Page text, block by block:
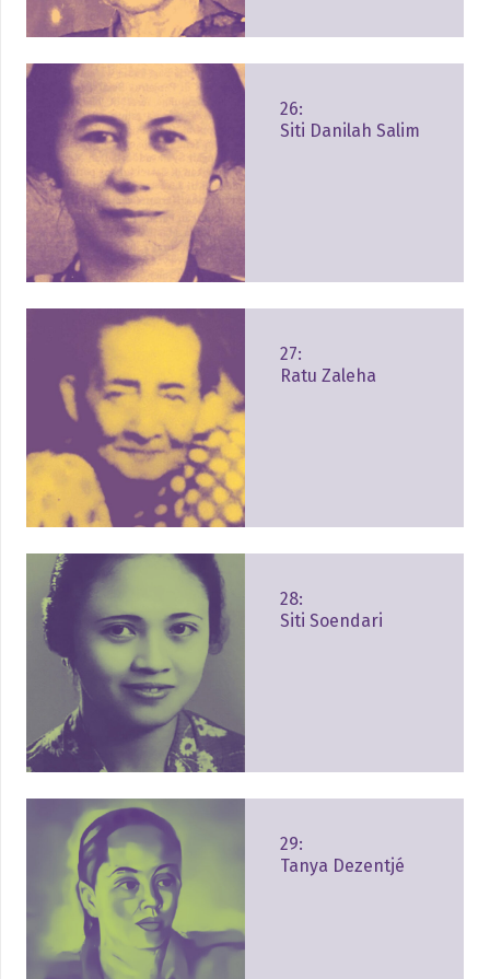
26:
Siti Danilah Salim
27:
Ratu Zaleha
28:
Siti Soendari
29:
Tanya Dezentjé